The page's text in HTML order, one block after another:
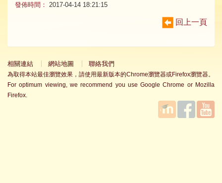
發佈時間：
2017-04-14 18:21:15
回上一頁
相關連結 網站地圖 聯絡我們
為取得本站最佳瀏覽效果，請使用最新版本的Chrome瀏覽器或Firefox瀏覽器。
For optimum viewing, we recommend you use Google Chrome or Mozilla
Firefox.